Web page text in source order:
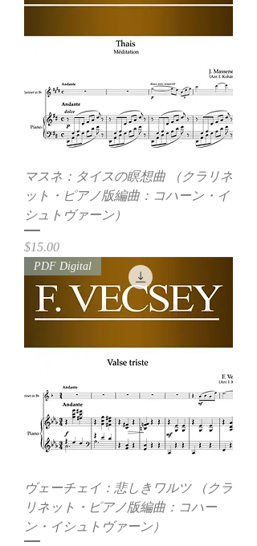
マスネ：タイスの瞑想曲 （クラリネ
ット・ピアノ版編曲：コハーン・イ
シュトヴァーン）
価格
$15.00
PDF Digital
ヴェーチェイ：悲しきワルツ （クラ
リネット・ピアノ版編曲：コハー
ン・イシュトヴァーン）